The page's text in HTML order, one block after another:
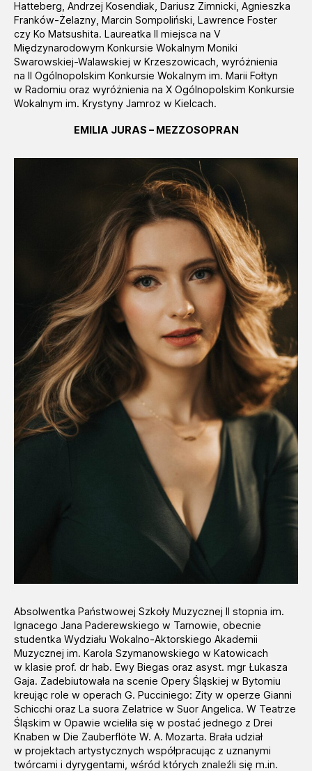
Hatteberg, Andrzej Kosendiak, Dariusz Zimnicki, Agnieszka
Franków-Żelazny, Marcin Sompoliński, Lawrence Foster
czy Ko Matsushita. Laureatka II miejsca na V
Międzynarodowym Konkursie Wokalnym Moniki
Swarowskiej-Walawskiej w Krzeszowicach, wyróżnienia
na II Ogólnopolskim Konkursie Wokalnym im. Marii Fołtyn
w Radomiu oraz wyróżnienia na X Ogólnopolskim Konkursie
Wokalnym im. Krystyny Jamroz w Kielcach.
EMILIA JURAS – MEZZOSOPRAN
Absolwentka Państwowej Szkoły Muzycznej II stopnia im.
Ignacego Jana Paderewskiego w Tarnowie, obecnie
studentka Wydziału Wokalno-Aktorskiego Akademii
Muzycznej im. Karola Szymanowskiego w Katowicach
w klasie prof. dr hab. Ewy Biegas oraz asyst. mgr Łukasza
Gaja. Zadebiutowała na scenie Opery Śląskiej w Bytomiu
kreując role w operach G. Pucciniego: Zity w operze Gianni
Schicchi oraz La suora Zelatrice w Suor Angelica. W Teatrze
Śląskim w Opawie wcieliła się w postać jednego z Drei
Knaben w Die Zauberflöte W. A. Mozarta. Brała udział
w projektach artystycznych współpracując z uznanymi
twórcami i dyrygentami, wśród których znaleźli się m.in.